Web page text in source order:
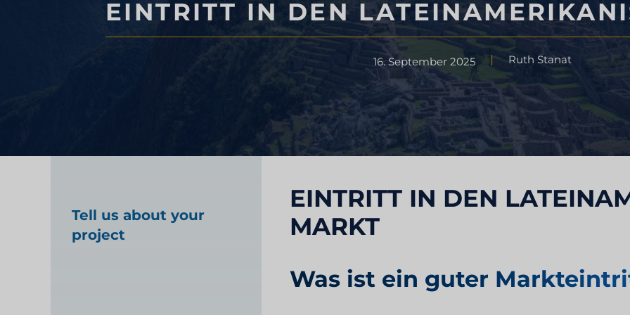
Industrielle Marktforschung
Geschmackstest
Marktforschung
Marktforschung für Reisen und
EINTRITT IN DEN
16. September 2025 Ruth Stanat
EINTRITT IN DEN
MARKT
Was ist ein guter
Tell us about your
project